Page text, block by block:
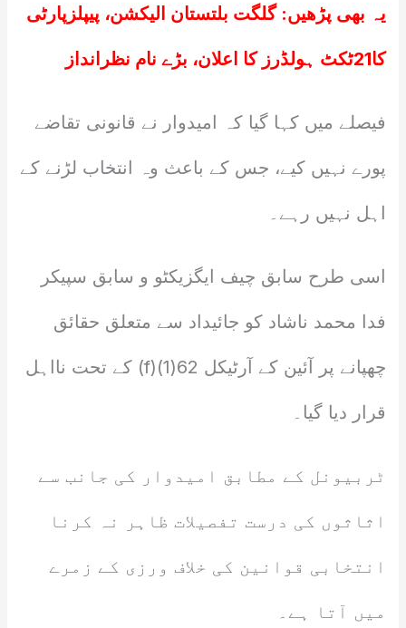
یہ بھی پڑھیں:گلگت بلتستان الیکشن، پیپلزپارٹی
کا21ٹکٹ ہولڈرز کا اعلان، بڑے نام نظرانداز
فیصلے میں کہا گیا کہ امیدوار نے قانونی تقاضے
پورے نہیں کیے، جس کے باعث وہ انتخاب لڑنے کے
اہل نہیں رہے۔
اسی طرح سابق چیف ایگزیکٹو و سابق سپیکر
فدا محمد ناشاد کو جائیداد سے متعلق حقائق
چھپانے پر آئین کے آرٹیکل 62(1)(f) کے تحت نااہل
قرار دیا گیا۔
ٹربیونل کے مطابق امیدوار کی جانب سے
اثاثوں کی درست تفصیلات ظاہر نہ کرنا
انتخابی قوانین کی خلاف ورزی کے زمرے
میں آتا ہے۔